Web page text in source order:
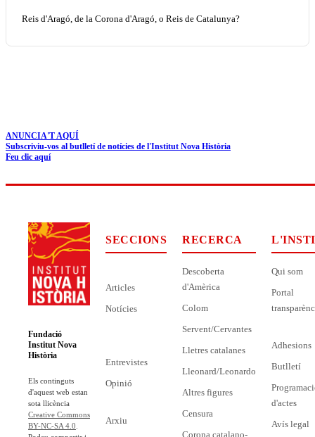
Reis d'Aragó, de la Corona d'Aragó, o Reis de Catalunya?
ANUNCIA'T AQUÍ
Subscriviu-vos al butlletí de notícies de l'Institut Nova Història
Feu clic aquí
Fundació
Institut Nova
Història
Els continguts
d'aquest web estan
sota llicència
Creative Commons
BY-NC-SA 4.0
SECCIONS
Articles
Notícies
Entrevistes
Opinió
Arxiu
RECERCA
Descoberta
d'Amèrica
Colom
Servent/Cervantes
Lletres catalanes
Lleonard/Leonardo
Altres figures
Censura
Corona catalano-
Qui som
Portal
Adhesions
Butlletí
d'actes
Avís legal